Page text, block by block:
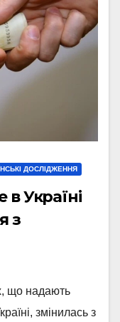
ДОСЛІДЖЕННЯ
Україні
з
що надають
змінилась з